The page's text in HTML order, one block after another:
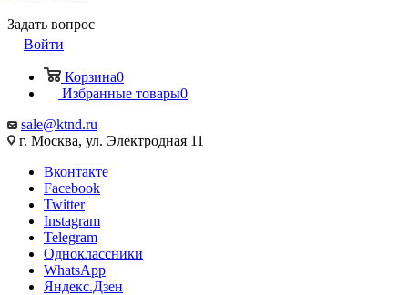
Задать вопрос
Войти
Корзина0
Избранные товары0
sale@ktnd.ru
г. Москва, ул. Электродная 11
Вконтакте
Facebook
Twitter
Instagram
Telegram
Одноклассники
WhatsApp
Яндекс.Дзен